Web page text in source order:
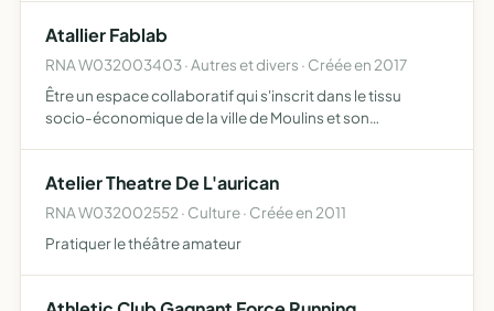
Atallier Fablab
RNA W032003403 · Autres et divers · Créée en 2017
Être un espace collaboratif qui s'inscrit dans le tissu
socio-économique de la ville de Moulins et son
encourage le faire pa…
Atelier Theatre De L'aurican
RNA W032002552 · Culture · Créée en 2011
Pratiquer le théâtre amateur